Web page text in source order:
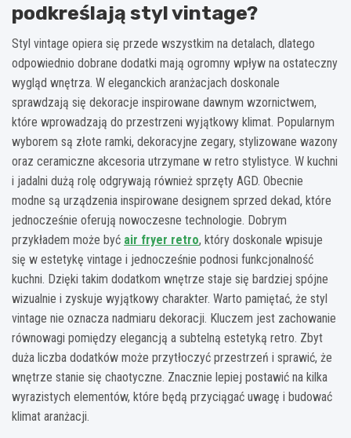
podkreślają styl vintage?
Styl vintage opiera się przede wszystkim na detalach, dlatego
odpowiednio dobrane dodatki mają ogromny wpływ na ostateczny
wygląd wnętrza. W eleganckich aranżacjach doskonale
sprawdzają się dekoracje inspirowane dawnym wzornictwem,
które wprowadzają do przestrzeni wyjątkowy klimat. Popularnym
wyborem są złote ramki, dekoracyjne zegary, stylizowane wazony
oraz ceramiczne akcesoria utrzymane w retro stylistyce. W kuchni
i jadalni dużą rolę odgrywają również sprzęty AGD. Obecnie
modne są urządzenia inspirowane designem sprzed dekad, które
jednocześnie oferują nowoczesne technologie. Dobrym
przykładem może być air fryer retro, który doskonale wpisuje
się w estetykę vintage i jednocześnie podnosi funkcjonalność
kuchni. Dzięki takim dodatkom wnętrze staje się bardziej spójne
wizualnie i zyskuje wyjątkowy charakter. Warto pamiętać, że styl
vintage nie oznacza nadmiaru dekoracji. Kluczem jest zachowanie
równowagi pomiędzy elegancją a subtelną estetyką retro. Zbyt
duża liczba dodatków może przytłoczyć przestrzeń i sprawić, że
wnętrze stanie się chaotyczne. Znacznie lepiej postawić na kilka
wyrazistych elementów, które będą przyciągać uwagę i budować
klimat aranżacji.